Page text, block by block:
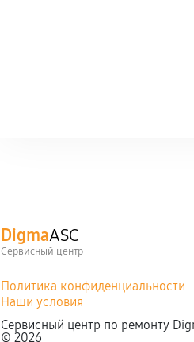
DigmaASC
Сервисный центр
Политика конфиденциальности
Наши условия
Сервисный центр по ремонту
©2026